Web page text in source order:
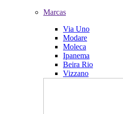
Marcas
Via Uno
Modare
Moleca
Ipanema
Beira Rio
Vizzano